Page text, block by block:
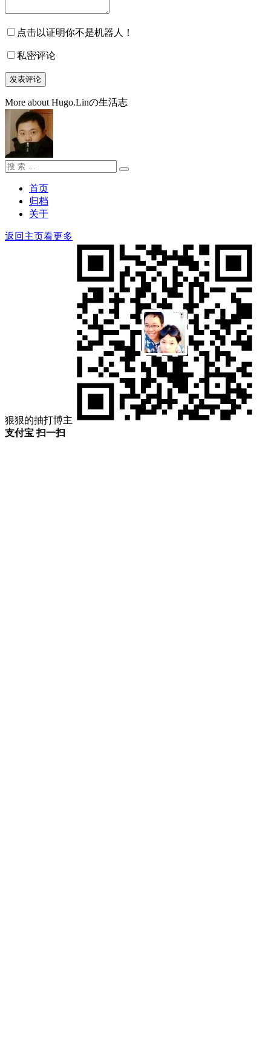
点击以证明你不是机器人！
私密评论
More about Hugo.Linの生活志
搜
搜
首页
归档
关于
返回主页看更多
狠狠的抽打博主
支付宝 扫一扫